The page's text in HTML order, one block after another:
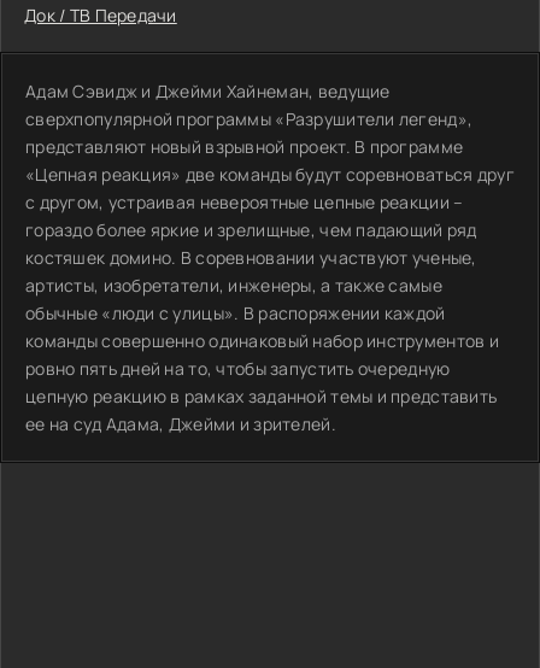
Док / ТВ Передачи
Адам Сэвидж и Джейми Хайнеман, ведущие
сверхпопулярной программы «Разрушители легенд»,
представляют новый взрывной проект. В программе
«Цепная реакция» две команды будут соревноваться друг
с другом, устраивая невероятные цепные реакции –
гораздо более яркие и зрелищные, чем падающий ряд
костяшек домино. В соревновании участвуют ученые,
артисты, изобретатели, инженеры, а также самые
обычные «люди с улицы». В распоряжении каждой
команды совершенно одинаковый набор инструментов и
ровно пять дней на то, чтобы запустить очередную
цепную реакцию в рамках заданной темы и представить
ее на суд Адама, Джейми и зрителей.